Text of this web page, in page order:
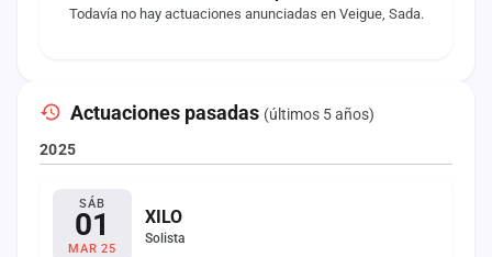
Todavía no hay actuaciones anunciadas en Veigue, Sada.
Actuaciones pasadas (últimos 5 años)
2025
SÁB
01
MAR 25
XILO
Solista